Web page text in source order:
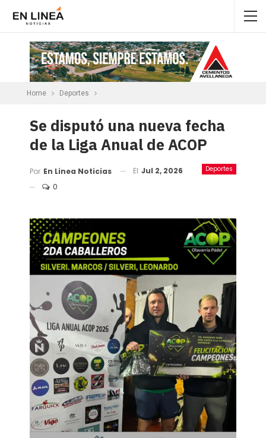
Home Deportes
Se disputó una nueva fecha
de la Liga Anual de ACOP
Deportes
Por En Linea Noticias El Jul 2, 2026
0